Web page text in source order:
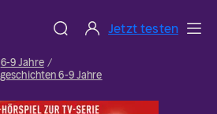
Jetzt testen
6-9 Jahre
6-9 Jahre